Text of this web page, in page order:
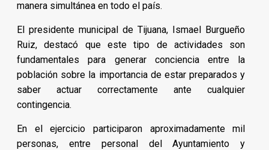
manera simultánea en todo el país.
El presidente municipal de Tijuana, Ismael Burgueño
Ruiz, destacó que este tipo de actividades son
fundamentales para generar conciencia entre la
población sobre la importancia de estar preparados y
saber actuar correctamente ante cualquier
contingencia.
En el ejercicio participaron aproximadamente mil
personas, entre personal del Ayuntamiento y